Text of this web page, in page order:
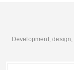
Development,